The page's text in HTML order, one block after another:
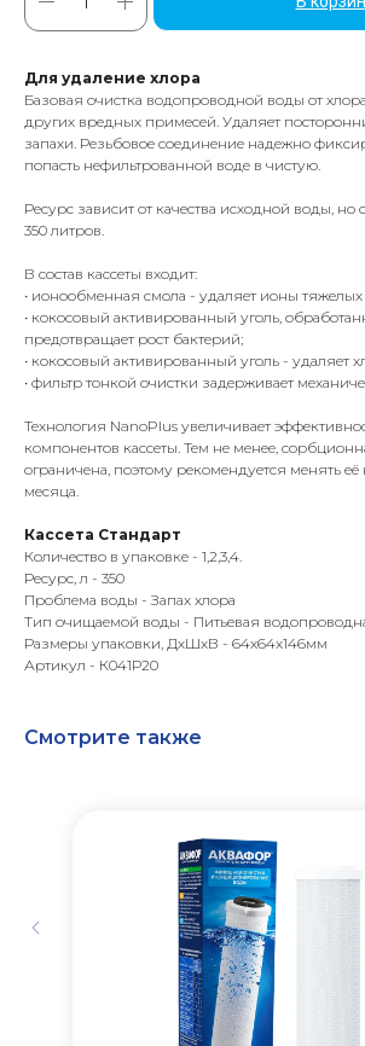
Для удаление хлора
Базовая очистка водопроводной воды от
других вредных примесей. Удаляет
запахи. Резьбовое соединение надежно
попасть нефильтрованной воде в чистую.
Ресурс зависит от качества исходной воды, но
350 литров.
В состав кассеты входит:
• ионообменная смола - удаляет ионы тяжелых
• кокосовый активированный уголь,
предотвращает рост бактерий;
• кокосовый активированный уголь - удаляет
• фильтр тонкой очистки задерживает
Технология NanoPlus увеличивает
компонентов кассеты. Тем не менее,
ограничена, поэтому рекомендуется менять
месяца.
Кассета Стандарт
Количество в упаковке - 1,2,3,4.
Ресурс, л - 350
Проблема воды - Запах хлора
Тип очищаемой воды - Питьевая
Размеры упаковки, ДхШхВ - 64x64x146мм
Артикул - К041Р20
Смотрите также